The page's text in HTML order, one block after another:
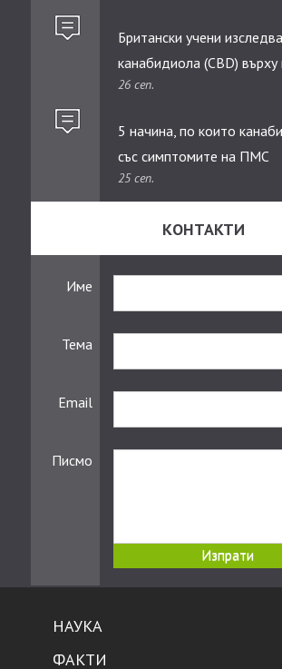
Британски учени
канабидиолa (CBD)
тумори при деца
26 сеп.
5 начина, по които
със симптомите на ПМС
25 сеп.
КОНТАКТИ
Име
Тема
Email
Писмо
НАУКА
ФАКТИ